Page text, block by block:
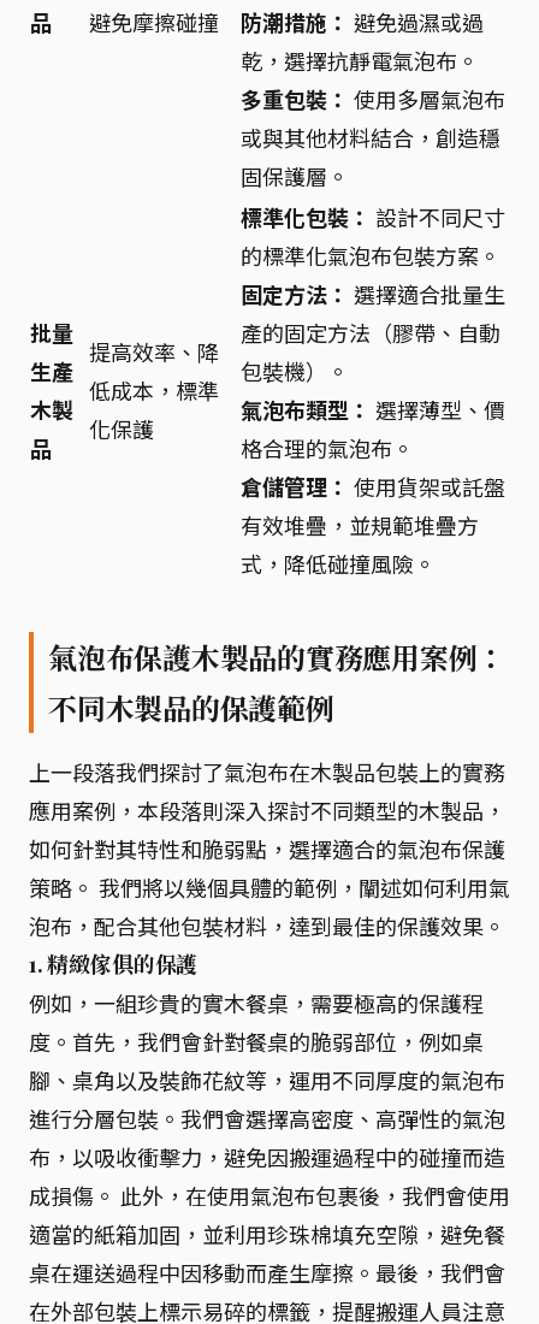
品
避免摩擦碰撞
防潮措施： 避免過濕或過
乾，選擇抗靜電氣泡布。
多重包裝： 使用多層氣泡布
或與其他材料結合，創造穩
固保護層。
批量
生產
木製
品
提高效率、降
低成本，標準
化保護
標準化包裝： 設計不同尺寸
的標準化氣泡布包裝方案。
固定方法： 選擇適合批量生
產的固定方法（膠帶、自動
包裝機）。
氣泡布類型： 選擇薄型、價
格合理的氣泡布。
倉儲管理： 使用貨架或託盤
有效堆疊，並規範堆疊方
式，降低碰撞風險。
氣泡布保護木製品的實務應用案例：
不同木製品的保護範例
上一段落我們探討了氣泡布在木製品包裝上的實務
應用案例，本段落則深入探討不同類型的木製品，
如何針對其特性和脆弱點，選擇適合的氣泡布保護
策略。 我們將以幾個具體的範例，闡述如何利用氣
泡布，配合其他包裝材料，達到最佳的保護效果。
1. 精緻傢俱的保護
例如，一組珍貴的實木餐桌，需要極高的保護程
度。首先，我們會針對餐桌的脆弱部位，例如桌
腳、桌角以及裝飾花紋等，運用不同厚度的氣泡布
進行分層包裝。我們會選擇高密度、高彈性的氣泡
布，以吸收衝擊力，避免因搬運過程中的碰撞而造
成損傷。 此外，在使用氣泡布包裹後，我們會使用
適當的紙箱加固，並利用珍珠棉填充空隙，避免餐
桌在運送過程中因移動而產生摩擦。最後，我們會
在外部包裝上標示易碎的標籤，提醒搬運人員注意